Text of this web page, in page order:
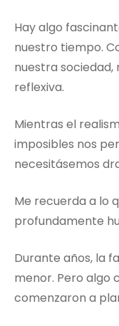
Hay algo
nuestro tiempo.
nuestra
reflexiva.
Mientras el
imposibles nos
necesitásemos
Me recuerda a lo
profundamente
Durante años, la
menor. Pero algo
comenzaron a